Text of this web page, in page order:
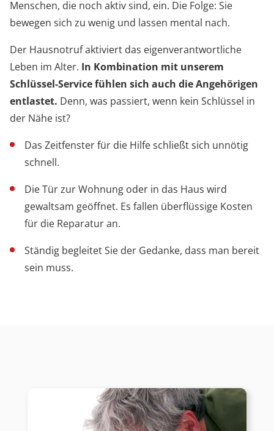
Menschen, die noch aktiv sind, ein. Die Folge: Sie
bewegen sich zu wenig und lassen mental nach.
Der Hausnotruf aktiviert das eigenverantwortliche
Leben im Alter. In Kombination mit unserem
Schlüssel-Service fühlen sich auch die Angehörigen
entlastet. Denn, was passiert, wenn kein Schlüssel in
der Nähe ist?
Das Zeitfenster für die Hilfe schließt sich unnötig
schnell.
Die Tür zur Wohnung oder in das Haus wird
gewaltsam geöffnet. Es fallen überflüssige Kosten
für die Reparatur an.
Ständig begleitet Sie der Gedanke, dass man bereit
sein muss.